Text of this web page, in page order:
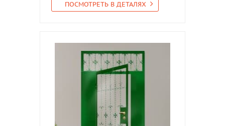
ПОСМОТРЕТЬ В ДЕТАЛЯХ